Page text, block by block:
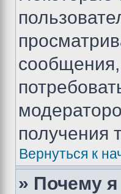
получения
Вернуться к
» Почему